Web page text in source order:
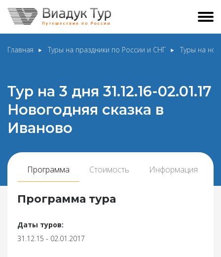
Главная Туры на праздники по России и СНГ Туры на
Тур на 3 дня 31.12.16-02.01.17
Новогодняя сказка в
Иваново
Программа Стоимость Информация
Программа тура
Даты туров:
31.12.15 - 02.01.2017